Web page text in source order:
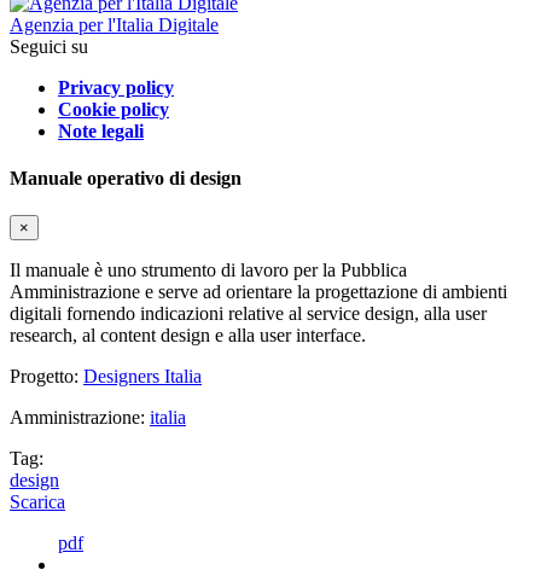
Agenzia per l'Italia Digitale
Seguici su
Privacy policy
Cookie policy
Note legali
Manuale operativo di design
×
Il manuale è uno strumento di lavoro per la Pubblica
Amministrazione e serve ad orientare la progettazione di ambienti
digitali fornendo indicazioni relative al service design, alla user
research, al content design e alla user interface.
Progetto: Designers Italia
Amministrazione: italia
Tag:
design
Scarica
pdf